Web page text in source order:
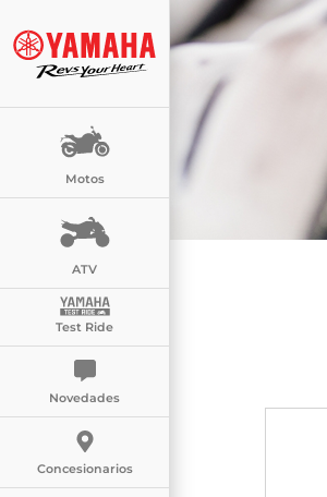
Motos
ATV
Test Ride
Novedades
Concesionarios